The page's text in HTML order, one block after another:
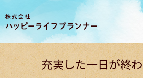
充実した一日が終